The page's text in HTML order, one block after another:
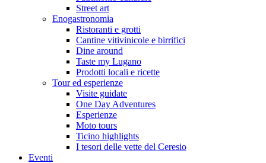
Street art
Enogastronomia
Ristoranti e grotti
Cantine vitivinicole e birrifici
Dine around
Taste my Lugano
Prodotti locali e ricette
Tour ed esperienze
Visite guidate
One Day Adventures
Esperienze
Moto tours
Ticino highlights
I tesori delle vette del Ceresio
Eventi